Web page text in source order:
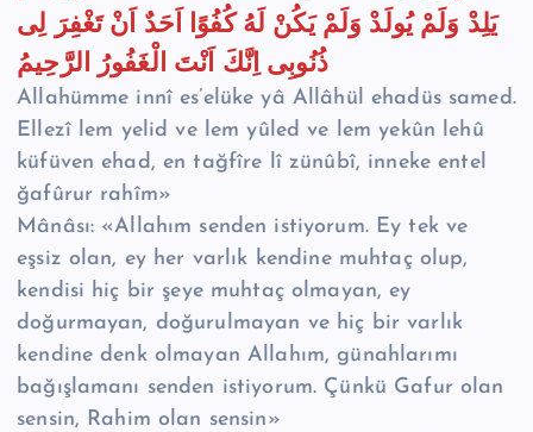
يَلِدْ وَلَمْ يُولَدْ وَلَمْ يَكُنْ لَهُ كُفُوًا اَحَدٌ اَنْ تَغْفِرَ لِى
ذُنُوبِى اِنَّكَ اَنْتَ الْغَفُورُ الرَّحِيمُ
Allahümme innî es’elüke yâ Allâhül ehadüs samed.
Ellezî lem yelid ve lem yûled ve lem yekûn lehû
küfüven ehad, en tağfîre lî zünûbî, inneke entel
ğafûrur rahîm»
Mânâsı: «Allahım senden istiyorum. Ey tek ve
eşsiz olan, ey her varlık kendine muhtaç olup,
kendisi hiç bir şeye muhtaç olmayan, ey
doğurmayan, doğurulmayan ve hiç bir varlık
kendine denk olmayan Allahım, günahlarımı
bağışlamanı senden istiyorum. Çünkü Gafur olan
sensin, Rahim olan sensin»